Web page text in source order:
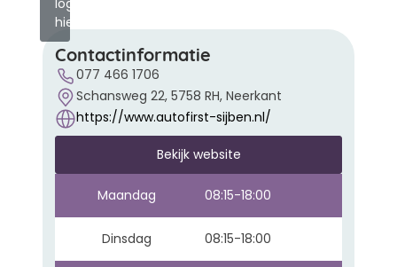
hier?
Contactinformatie
077 466 1706
Schansweg 22, 5758 RH, Neerkant
https://www.autofirst-sijben.nl/
Bekijk website
Maandag 08:15-18:00
Dinsdag 08:15-18:00